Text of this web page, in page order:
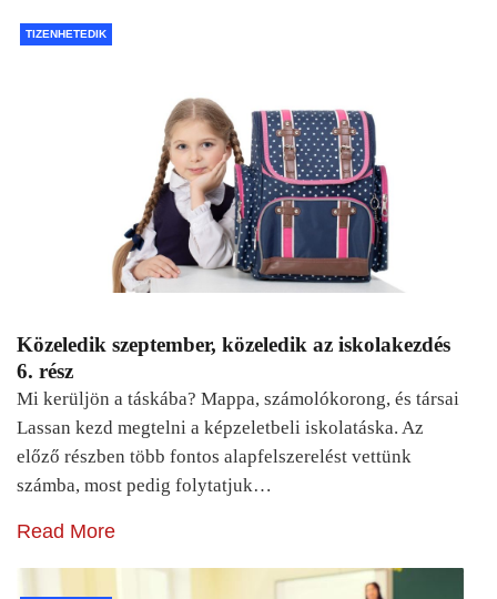
TIZENHETEDIK
Közeledik szeptember, közeledik az iskolakezdés
6. rész
Mi kerüljön a táskába? Mappa, számolókorong, és társai
Lassan kezd megtelni a képzeletbeli iskolatáska. Az
előző részben több fontos alapfelszerelést vettünk
számba, most pedig folytatjuk…
Read More